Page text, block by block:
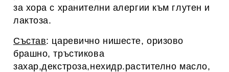
за хора с хранителни алергии към глутен и
лактоза.
Състав: царевично нишесте, оризово
брашно, тръстикова
захар,декстроза,нехидр.растително масло,